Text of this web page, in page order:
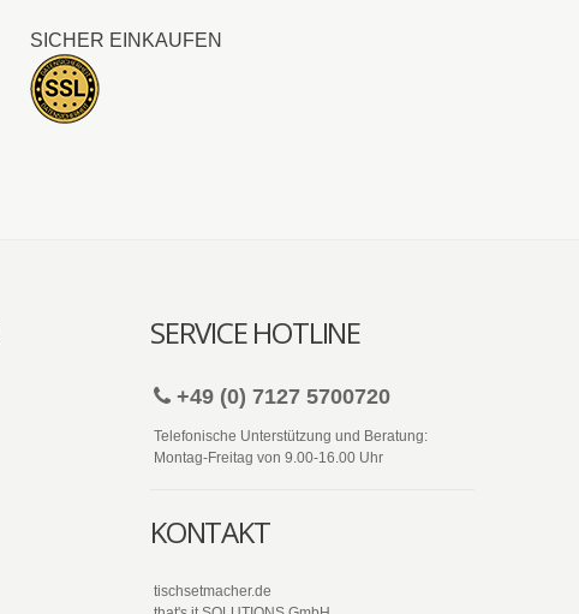
SICHER EINKAUFEN
SERVICE HOTLINE
+49 (0) 7127 5700720
Telefonische Unterstützung und Beratung:
Montag-Freitag von 9.00-16.00 Uhr
KONTAKT
tischsetmacher.de